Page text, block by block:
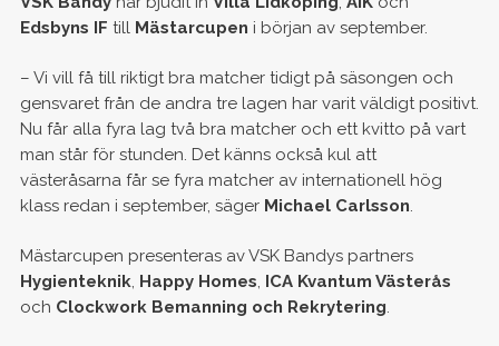
Edsbyns IF till Mästarcupen i början av september.
– Vi vill få till riktigt bra matcher tidigt på säsongen och
gensvaret från de andra tre lagen har varit väldigt positivt.
Nu får alla fyra lag två bra matcher och ett kvitto på vart
man står för stunden. Det känns också kul att
västeråsarna får se fyra matcher av internationell hög
klass redan i september, säger Michael Carlsson.
Mästarcupen presenteras av VSK Bandys partners
Hygienteknik, Happy Homes, ICA Kvantum Västerås
och Clockwork Bemanning och Rekrytering.